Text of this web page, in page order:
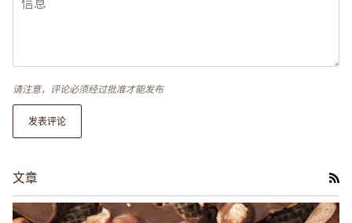
请注意，评论必须经过批准才能发布
发表评论
文章